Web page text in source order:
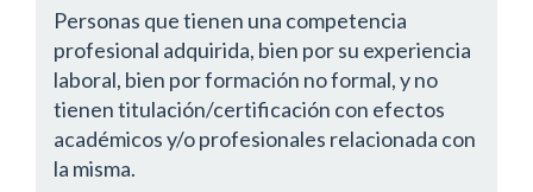
Personas que tienen una competencia
profesional adquirida, bien por su experiencia
laboral, bien por formación no formal, y no
tienen titulación/certificación con efectos
académicos y/o profesionales relacionada con
la misma.